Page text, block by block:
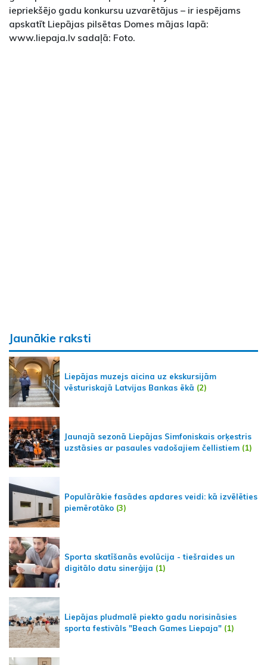
iepriekšējo gadu konkursu uzvarētājus – ir iespējams
apskatīt Liepājas pilsētas Domes mājas lapā:
www.liepaja.lv sadaļā: Foto.
Jaunākie raksti
Liepājas muzejs aicina uz ekskursijām
vēsturiskajā Latvijas Bankas ēkā (2)
Jaunajā sezonā Liepājas Simfoniskais orķestris
uzstāsies ar pasaules vadošajiem čellistiem (1)
Populārākie fasādes apdares veidi: kā izvēlēties
piemērotāko (3)
Sporta skatīšanās evolūcija - tiešraides un
digitālo datu sinerģija (1)
Liepājas pludmalē piekto gadu norisināsies
sporta festivāls "Beach Games Liepaja" (1)